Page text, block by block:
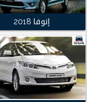
إنوفا 2018